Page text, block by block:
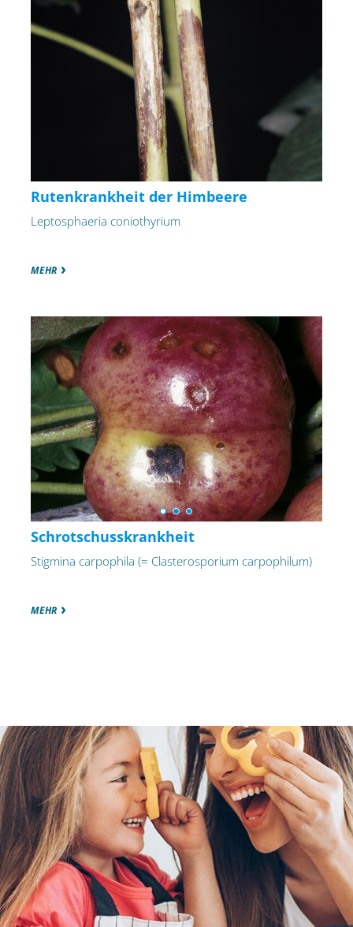
Rutenkrankheit der Himbeere
Leptosphaeria coniothyrium
MEHR
Schrotschusskrankheit
Stigmina carpophila (= Clasterosporium carpophilum)
MEHR